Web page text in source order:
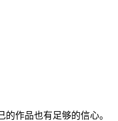
作品也有足够的信心。